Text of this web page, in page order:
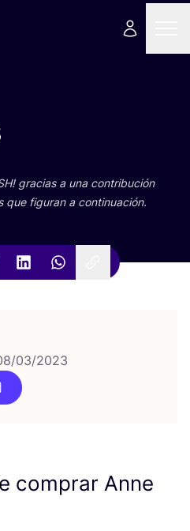
! gra­cias a una con­tri­bu­ción
que figu­ran a continuación.
03/2023
comprar Anne